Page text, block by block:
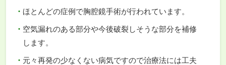
ほとんどの症例で胸腔鏡手術が行われています。
空気漏れのある部分や今後破裂しそうな部分を補修
します。
元々再発の少なくない病気ですので治療法には工夫